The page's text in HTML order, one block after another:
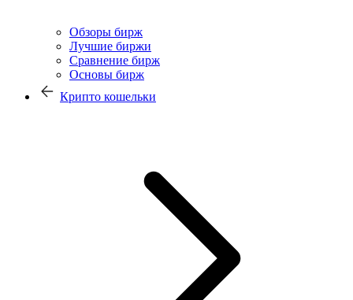
Обзоры бирж
Лучшие биржи
Сравнение бирж
Основы бирж
Крипто кошельки